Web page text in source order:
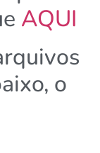
AQUI
o